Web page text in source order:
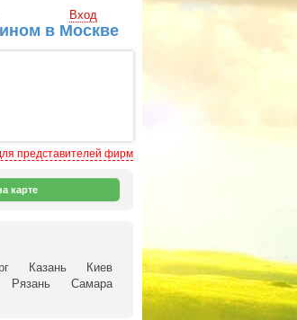
Вход
в Москве
представителей фирм
карте
Казань
Киев
Рязань
Самара